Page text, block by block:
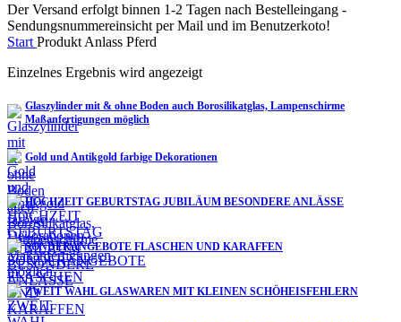
Der Versand erfolgt binnen 1-2 Tagen nach Bestelleingang -
Sendungsnummereinsicht per Mail und im Benutzerkoto!
Start Produkt Anlass Pferd
Einzelnes Ergebnis wird angezeigt
Glaszylinder mit & ohne Boden auch Borosilikatglas, Lampenschirme
Maßanfertigungen möglich
Gold und Antikgold farbige Dekorationen
HOCHZEIT GEBURTSTAG JUBILÄUM BESONDERE ANLÄSSE
SONDERANGEBOTE FLASCHEN UND KARAFFEN
ZWEIT WAHL GLASWAREN MIT KLEINEN SCHÖHEISFEHLERN